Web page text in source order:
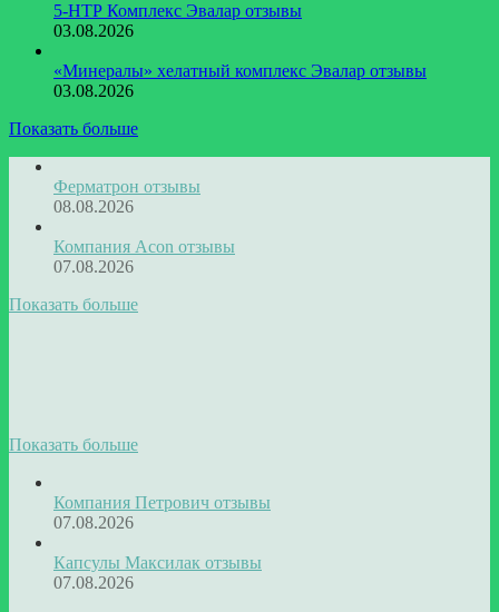
5-НТР Комплекс Эвалар отзывы
03.08.2026
«Минералы» хелатный комплекс Эвалар отзывы
03.08.2026
Показать больше
Ферматрон отзывы
08.08.2026
Компания Acon отзывы
07.08.2026
Показать больше
Показать больше
Компания Петрович отзывы
07.08.2026
Капсулы Максилак отзывы
07.08.2026